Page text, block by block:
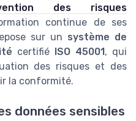
des risques
continue de ses
sur un système de
certifié ISO 45001 , qui
des risques et des
la conformité.
données sensibles